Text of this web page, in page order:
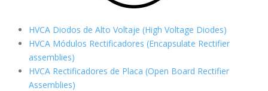
HVCA Diodos de Alto Voltaje (High Voltage Diodes)
HVCA Módulos Rectificadores (Encapsulate Rectifier
assemblies)
HVCA Rectificadores de Placa (Open Board Rectifier
Assemblies)